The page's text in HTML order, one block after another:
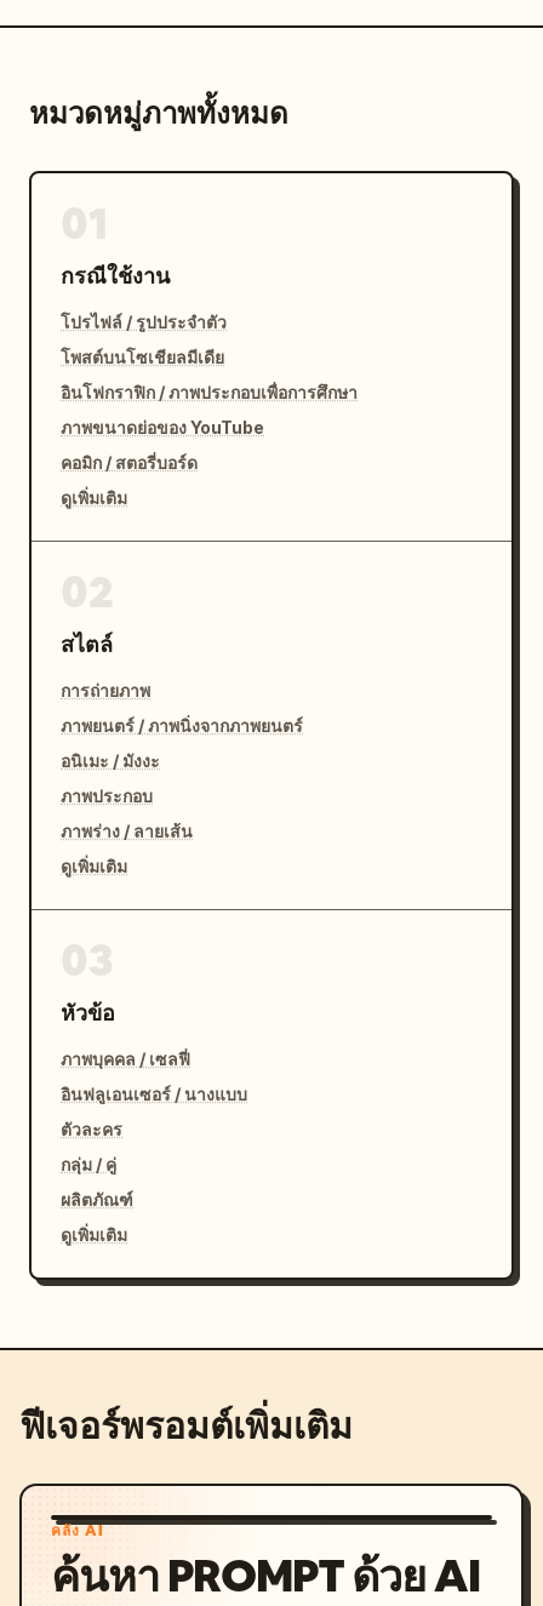
หมวดหมู่ภาพทั้งหมด
กรณีใช้งาน
โปรไฟล์ / รูปประจำตัว
โพสต์บนโซเชียลมีเดีย
อินโฟกราฟิก / ภาพประกอบเพื่อการศึกษา
ภาพขนาดย่อของ YouTube
คอมิก / สตอรี่บอร์ด
ดูเพิ่มเติม
สไตล์
การถ่ายภาพ
ภาพยนตร์ / ภาพนิ่งจากภาพยนตร์
อนิเมะ / มังงะ
ภาพประกอบ
ภาพร่าง / ลายเส้น
ดูเพิ่มเติม
หัวข้อ
ภาพบุคคล / เซลฟี่
อินฟลูเอนเซอร์ / นางแบบ
ตัวละคร
กลุ่ม / คู่
ผลิตภัณฑ์
ดูเพิ่มเติม
ฟีเจอร์พรอมต์เพิ่มเติม
คลัง AI
ค้นหา PROMPT ด้วย AI